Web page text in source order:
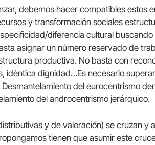
debemos hacer compatibles estos
y transformación sociales
diferencia cultural
asignar un número reservado de
productiva. No basta con
idéntica dignidad…Es necesario
del eurocentrismo
del androcentrismo jerárquico.
y de valoración) se cruzan y
tienen que asumir este